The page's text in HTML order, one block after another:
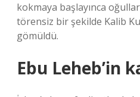
kokmaya başlayınca
törensiz bir şekilde Kalib
gömüldü.
Ebu Leheb’in